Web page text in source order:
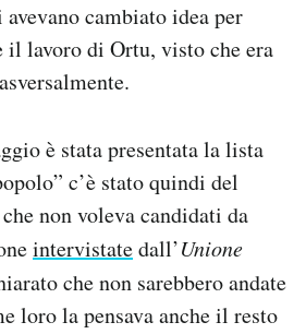
cambiato idea per
il lavoro di Ortu, visto che era
è stata presentata la lista
c’è stato quindi del
non voleva candidati da
intervistatedall’Unione
che non sarebbero andate
loro la pensava anche il resto